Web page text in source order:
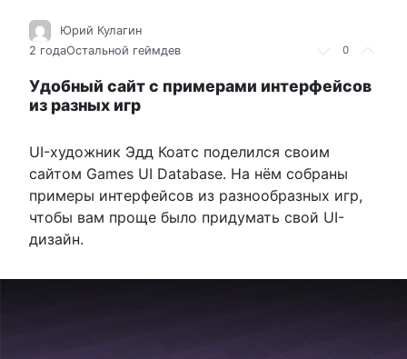
0
Юрий Кулагин
2 годаОстальной геймдев
Удобный сайт с примерами интерфейсов
из разных игр
UI-художник Эдд Коатс поделился своим
сайтом Games UI Database. На нём собраны
примеры интерфейсов из разнообразных игр,
чтобы вам проще было придумать свой UI-
дизайн.